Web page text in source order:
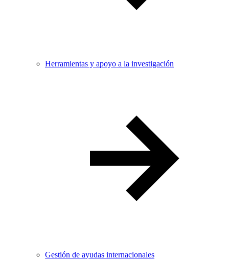
Herramientas y apoyo a la investigación
Gestión de ayudas internacionales